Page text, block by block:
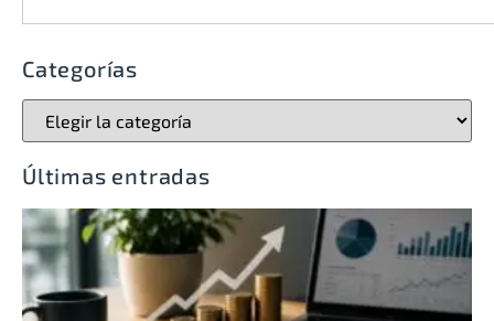
Categorías
Últimas entradas